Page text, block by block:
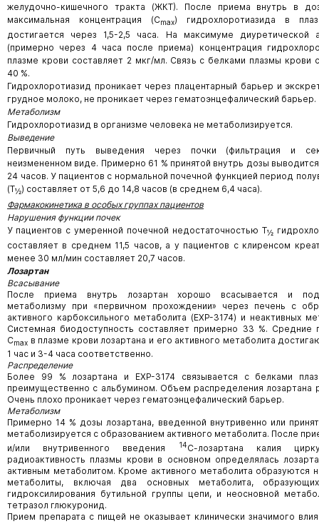
желудочно-кишечного тракта (ЖКТ). После приема внутрь в
максимальная концентрация (Сmax) гидрохлоротиазида в
достигается через 1,5-2,5 часа. На максимуме диуретической
(примерно через 4 часа после приема) концентрация
плазме крови составляет 2 мкг/мл. Связь с белками плазмы крови
40 %.
Гидрохлоротиазид проникает через плацентарный барьер и
грудное молоко, не проникает через гематоэнцефалический барьер.
Метаболизм
Гидрохлоротиазид в организме человека не метаболизируется.
Выведение
Первичный путь выведения через почки (фильтрация и
неизмененном виде. Примерно 61 % принятой внутрь дозы
24 часов. У пациентов с нормальной почечной функцией период
(Т½) составляет от 5,6 до 14,8 часов (в среднем 6,4 часа).
Фармакокинетика в особых группах пациентов
Нарушения функции почек
У пациентов с умеренной почечной недостаточностью Т½
составляет в среднем 11,5 часов, а у пациентов с клиренсом
менее 30 мл/мин составляет 20,7 часов.
Лозартан
Всасывание
После приема внутрь лозартан хорошо всасывается и
метаболизму при «первичном прохождении» через печень с
активного карбоксильного метаболита (ЕXP-3174) и неактивных
Системная биодоступность составляет примерно 33 %. Средние
Сmax в плазме крови лозартана и его активного метаболита
1 час и 3-4 часа соответственно.
Распределение
Более 99 % лозартана и EXP-3174 связывается с белками
преимущественно с альбумином. Объем распределения лозартана
Очень плохо проникает через гематоэнцефалический барьер.
Метаболизм
Примерно 14 % дозы лозартана, введенной внутривенно или
метаболизируется с образованием активного метаболита. После
и/или внутривенного введения
14С-лозартана калия
радиоактивность плазмы крови в основном определялась
активным метаболитом. Кроме активного метаболита образуются
метаболиты, включая два основных метаболита,
гидроксилирования бутильной группы цепи, и неосновной
тетразол глюкуронид.
Прием препарата с пищей не оказывает клинически значимого